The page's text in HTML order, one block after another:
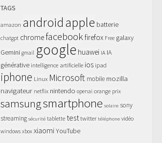
TAGS
amazon androidapple batterie
chatgpt chromefacebookfirefox Free galaxy
Gemini gmail google huawei IA IA
générative intelligence artificielle ios ipad
iphone Linux Microsoft mobile mozilla
navigateur netflix nintendo openai orange prix
samsungsmartphone solaire sony
streaming sécurité tablette testtwitter téléphone vidéo
windows xbox xiaomiYouTube